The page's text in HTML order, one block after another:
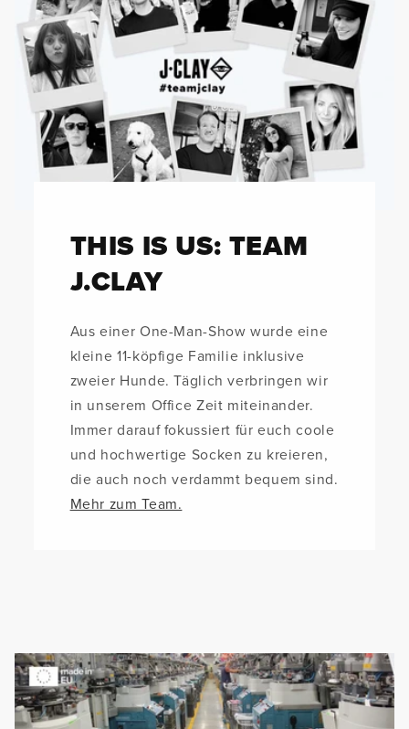
THIS IS US: TEAM
J.CLAY
Aus einer One-Man-Show wurde eine
kleine 11-köpfige Familie inklusive
zweier Hunde. Täglich verbringen wir
in unserem Office Zeit miteinander.
Immer darauf fokussiert für euch coole
und hochwertige Socken zu kreieren,
die auch noch verdammt bequem sind.
Mehr zum Team.